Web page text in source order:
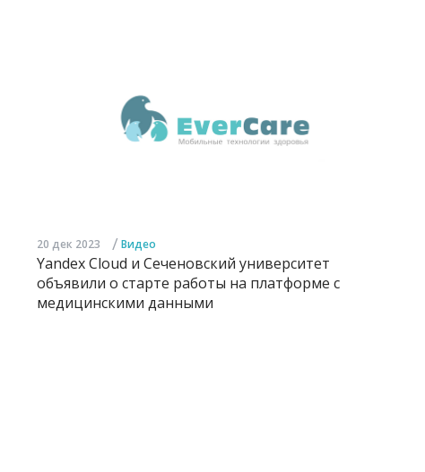
20 дек 2023 / Видео
Yandex Cloud и Сеченовский университет
объявили о старте работы на платформе с
медицинскими данными